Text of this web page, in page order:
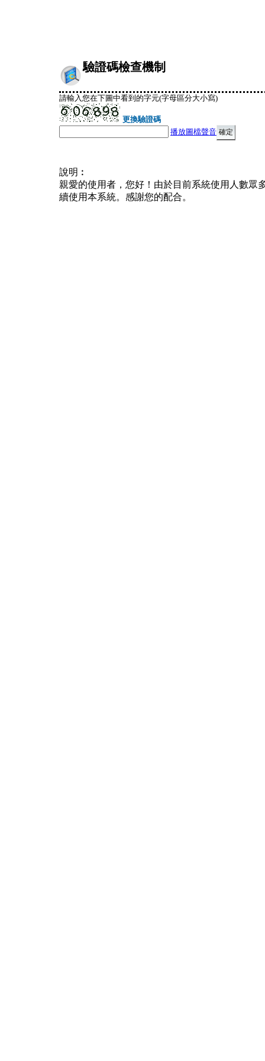
驗證碼檢查機制
請輸入您在下圖中看到的字元(字母區分大小寫)
更換驗證碼
播放圖檔聲音
說明︰
親愛的使用者，您好！由於目前系統使用人數眾
續使用本系統。感謝您的配合。